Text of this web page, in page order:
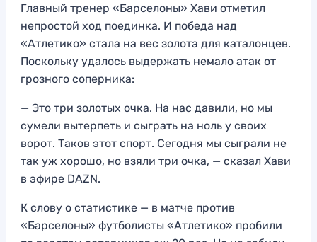
Главный тренер «Барселоны» Хави отметил
непростой ход поединка. И победа над
«Атлетико» стала на вес золота для каталонцев.
Поскольку удалось выдержать немало атак от
грозного соперника:
— Это три золотых очка. На нас давили, но мы
сумели вытерпеть и сыграть на ноль у своих
ворот. Таков этот спорт. Сегодня мы сыграли не
так уж хорошо, но взяли три очка, — сказал Хави
в эфире DAZN.
К слову о статистике — в матче против
«Барселоны» футболисты «Атлетико» пробили